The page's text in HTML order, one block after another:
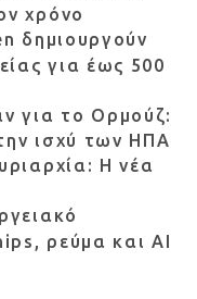
χρόνο
δημιουργούν
για έως 500
για το Ορμούζ:
ισχύ των ΗΠΑ
Η νέα
ρεύμα και AI